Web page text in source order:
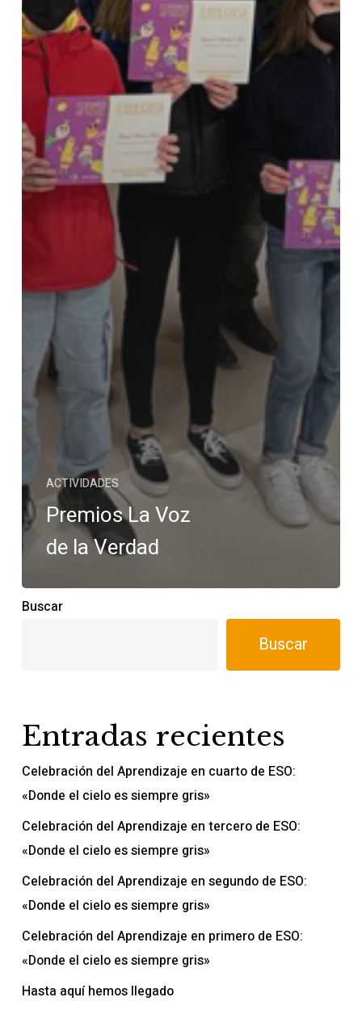
ACTIVIDADES
Premios La Voz
de la Verdad
Buscar
Buscar
Entradas recientes
Celebración del Aprendizaje en cuarto de ESO:
«Donde el cielo es siempre gris»
Celebración del Aprendizaje en tercero de ESO:
«Donde el cielo es siempre gris»
Celebración del Aprendizaje en segundo de ESO:
«Donde el cielo es siempre gris»
Celebración del Aprendizaje en primero de ESO:
«Donde el cielo es siempre gris»
Hasta aquí hemos llegado